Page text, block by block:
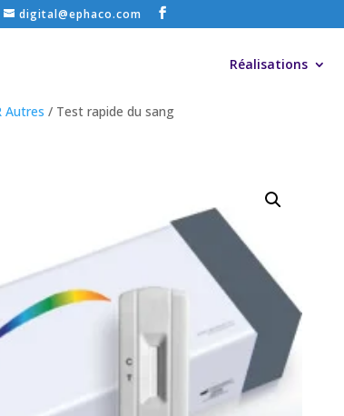
digital@ephaco.com
Réalisations
Autres / Test rapide du sang